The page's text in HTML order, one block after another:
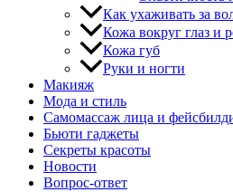
Как ухаживать за
Кожа вокруг глаз и
Кожа губ
Руки и ногти
Макияж
Мода и стиль
Самомассаж лица и
Бьюти гаджеты
Секреты красоты
Новости
Вопрос-ответ